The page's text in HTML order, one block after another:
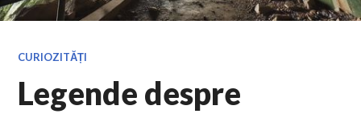
CURIOZITĂȚI
Legende despre